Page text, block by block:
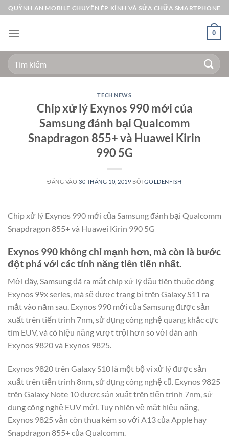
Bỏ
qua
nội
QUỲNH AN MOBILE CHUYÊN ÉP KÍNH VÀ SỬA CHỮA SMARTPHONE
0
Tìm
kiếm:
TECH NEWS
Chip xử lý Exynos 990 mới của
Samsung đánh bại Qualcomm
Snapdragon 855+ và Huawei Kirin
990 5G
ĐĂNG VÀO30 THÁNG 10, 2019 BỞIGOLDENFISH
Chip xử lý Exynos 990 mới của Samsung đánh bại Qualcomm
Snapdragon 855+ và Huawei Kirin 990 5G
Exynos 990 không chỉ mạnh hơn, mà còn là bước
đột phá với các tính năng tiên tiến nhất.
Mới đây, Samsung đã ra mắt chip xử lý đầu tiên thuộc dòng
Exynos 99x series, mà sẽ được trang bị trên Galaxy S11 ra
mắt vào năm sau. Exynos 990 mới của Samsung được sản
xuất trên tiến trình 7nm, sử dụng công nghệ quang khắc cực
tím EUV, và có hiệu năng vượt trội hơn so với đàn anh
Exynos 9820 và Exynos 9825.
Exynos 9820 trên Galaxy S10 là một bộ vi xử lý được sản
xuất trên tiến trình 8nm, sử dụng công nghệ cũ. Exynos 9825
trên Galaxy Note 10 được sản xuất trên tiến trình 7nm, sử
dụng công nghệ EUV mới. Tuy nhiên về mặt hiệu năng,
Exynos 9825 vẫn còn thua kém so với A13 của Apple hay
Snapdragon 855+ của Qualcomm.